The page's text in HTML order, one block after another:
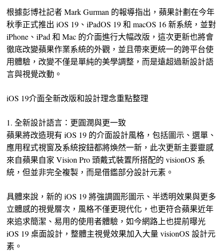
根據彭博社記者 Mark Gurman 的報導指出，蘋果計劃在今年
秋季正式推出 iOS 19、iPadOS 19 和 macOS 16 新系統，並對
iPhone、iPad 和 Mac 的介面進行大幅改版，這次更新也將會
徹底改變蘋果作業系統的外觀，並且帶來更統一的跨平台使
用體驗，改變不僅是單純的美學調整，而是遠超過新設計語
言與視覺改動。
iOS 19介面全新改版和設計理念重點整理
1. 全新設計語言：更圓潤與更一致
蘋果將改造現有 iOS 19 的介面設計風格，包括圖示、選單、
應用程式視窗及系統按鈕都將煥然一新，此次更新主要靈感
來自蘋果自家 Vision Pro 頭戴式裝置所搭配的 visionOS 系
統，但並非完全複製，而是借鑑部分設計元素。
具體來說，新的 iOS 19 將強調圓形圖示、半透明效果與更多
立體感的視覺層次，風格不僅更現代化，也更符合蘋果近年
來追求簡潔、易用的使用者體驗，如今網路上也提前曝光
iOS 19 桌面設計，整體主視覺效果加入大量 visionOS 設計元
素。